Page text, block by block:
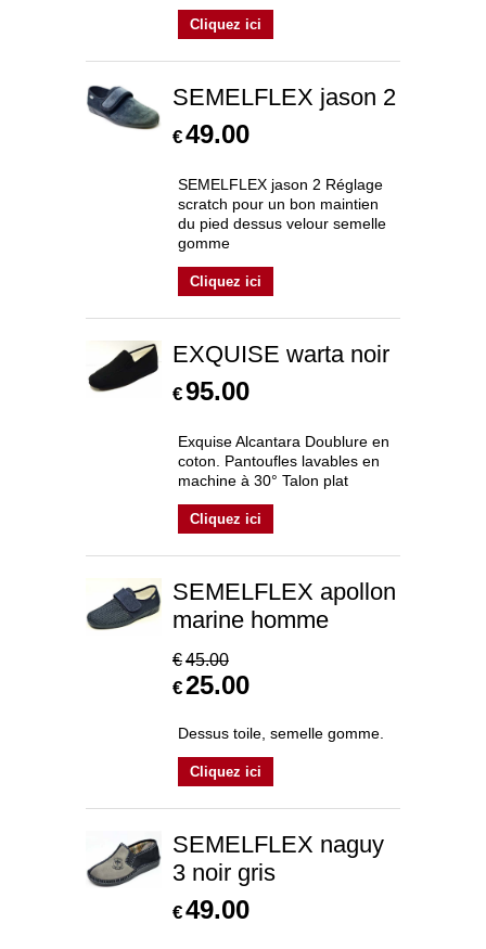
Cliquez ici
SEMELFLEX jason 2
€49.00
SEMELFLEX jason 2 Réglage
scratch pour un bon maintien
du pied dessus velour semelle
gomme
Cliquez ici
EXQUISE warta noir
€95.00
Exquise Alcantara Doublure en
coton. Pantoufles lavables en
machine à 30° Talon plat
Cliquez ici
SEMELFLEX apollon
marine homme
€45.00
€25.00
Dessus toile, semelle gomme.
Cliquez ici
SEMELFLEX naguy
3 noir gris
€49.00